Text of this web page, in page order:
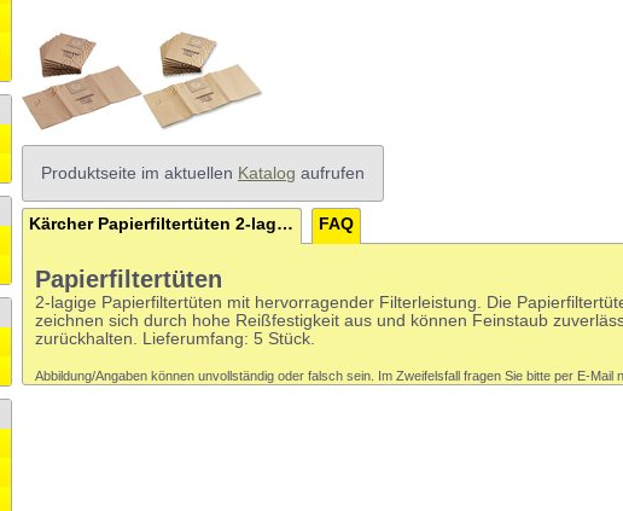
Produktseite im aktuellen Katalog aufrufen
Kärcher Papierfiltertüten 2-lagig 5 St. FAQ
Papierfiltertüten
2-lagige Papierfiltertüten mit hervorragender Filterleistung. Die
zeichnen sich durch hohe Reißfestigkeit aus und können Feinstaub
zurückhalten. Lieferumfang: 5 Stück.
Abbildung/Angaben können unvollständig oder falsch sein. Im Zweifelsfall fragen Sie bitte per E-Mail